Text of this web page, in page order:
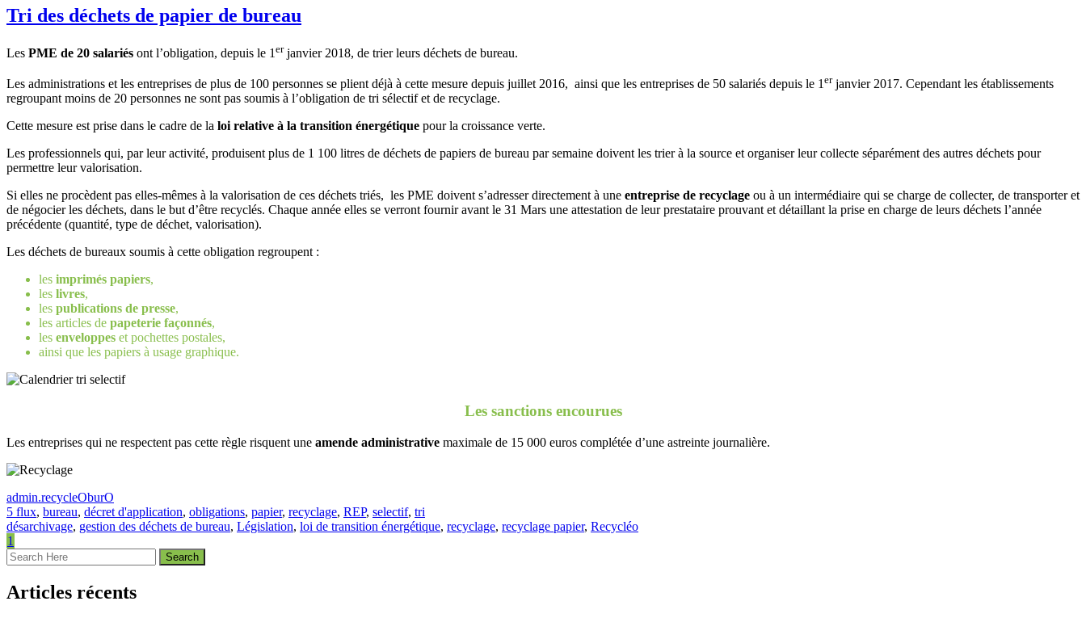
Tri des déchets de papier de bureau
Les PME de 20 salariés ont l’obligation, depuis le 1 erjanvier 2018, de trier leurs déchets de bureau.
Les administrations et les entreprises de plus de 100 personnes se plient déjà à cette mesure depuis juillet 2016, ainsi que les entreprises de 50 salariés depuis le 1 erjanvier 2017. Cependant les établissements
regroupant moins de 20 personnes ne sont pas soumis à l’obligation de tri sélectif et de recyclage.
Cette mesure est prise dans le cadre de la loi relative à la transition énergétique pour la croissance verte.
Les professionnels qui, par leur activité, produisent plus de 1 100 litres de déchets de papiers de bureau par semaine doivent les trier à la source et organiser leur collecte séparément des autres déchets pour
permettre leur valorisation.
Si elles ne procèdent pas elles-mêmes à la valorisation de ces déchets triés, les PME doivent s’adresser directement à une entreprise de recyclage ou à un intermédiaire qui se charge de collecter, de transporter et
de négocier les déchets, dans le but d’être recyclés. Chaque année elles se verront fournir avant le 31 Mars une attestation de leur prestataire prouvant et détaillant la prise en charge de leurs déchets l’année
précédente (quantité, type de déchet, valorisation).
Les déchets de bureaux soumis à cette obligation regroupent :
les imprimés papiers,
les livres,
les publications de presse,
les articles de papeterie façonnés,
les enveloppes et pochettes postales,
ainsi que les papiers à usage graphique.
Les sanctions encourues
Les entreprises qui ne respectent pas cette règle risquent une amende administrative maximale de 15 000 euros complétée d’une astreinte journalière.
admin.recycleOburO
5 flux, bureau, décret d'application, obligations, papier, recyclage, REP, selectif, tri
désarchivage, gestion des déchets de bureau, Législation, loi de transition énergétique, recyclage, recyclage papier, Recycléo
1
Articles récents